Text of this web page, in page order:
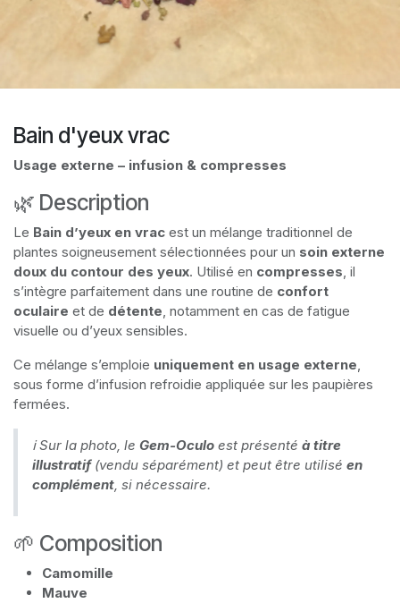
Bain d'yeux vrac
Usage externe – infusion & compresses
🌿 Description
Le Bain d’yeux en vrac est un mélange traditionnel de
plantes soigneusement sélectionnées pour un soin externe
doux du contour des yeux. Utilisé en compresses, il
s’intègre parfaitement dans une routine de confort
oculaire et de détente, notamment en cas de fatigue
visuelle ou d’yeux sensibles.
Ce mélange s’emploie uniquement en usage externe,
sous forme d’infusion refroidie appliquée sur les paupières
fermées.
ℹ️ Sur la photo, le Gem-Oculo est présenté à titre
illustratif(vendu séparément) et peut être utilisé en
complément, si nécessaire.
🌱 Composition
Camomille
Mauve